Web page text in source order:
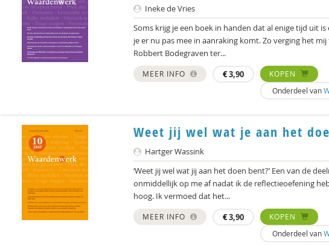
Ineke de Vries
Soms krijg je een boek in handen dat al enige tijd uit
je er nu pas mee in aanraking komt. Zo verging het mij
Robbert Bodegraven ter...
MEER INFO €3,90
KOPEN
Onderdeel van
Weet jij wel wat je aan het
Hartger Wassink
‘Weet jij wel wat jij aan het doen bent?’ Een van de
onmiddellijk op me af nadat ik de reflectieoefening
hoog. Ik vermoed dat het...
MEER INFO €3,90
KOPEN
Onderdeel van